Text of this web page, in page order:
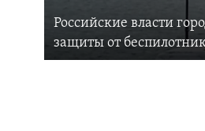
Российские власти
защиты от